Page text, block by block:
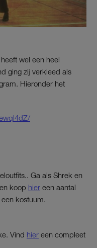
wel een heel
ging zij verkleed als
Hieronder het
Ga als Shrek en
koop hier een aantal
kostuum.
Vind hier een compleet